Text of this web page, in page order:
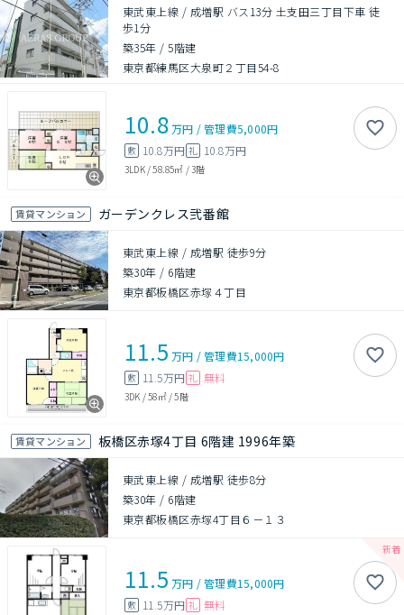
東武東上線 / 成増駅 バス13分 土支田三丁目下車 徒
歩1分
築35年 /5階建
東京都練馬区大泉町２丁目54-8
10.8万円 /管理費5,000円
敷 10.8万円 礼 10.8万円
3LDK/58.85㎡ /3階
賃貸マンション ガーデンクレス弐番館
東武東上線 / 成増駅 徒歩9分
築30年 / 6階建
東京都板橋区赤塚４丁目
11.5 万円 /管理費15,000円
敷 11.5万円 礼 無料
3DK /58㎡/5階
賃貸マンション 板橋区赤塚4丁目 6階建 1996年築
東武東上線 / 成増駅 徒歩8分
築30年 / 6階建
東京都板橋区赤塚4丁目６－１３
11.5 万円 /管理費15,000円
敷 11.5万円 礼 無料